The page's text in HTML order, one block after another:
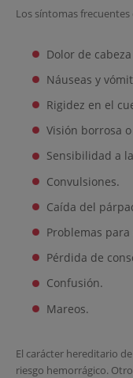
Los síntomas
Dolor de
Náuseas y
Rigidez en el
Visión borrosa
Sensibilidad a
Convulsiones.
Caída del
Problemas
Pérdida de
Confusión.
Mareos.
El carácter hereditario
riesgo hemorrágico.